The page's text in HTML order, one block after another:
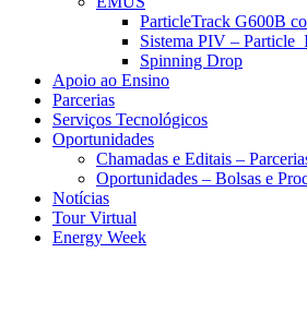
ParticleTrack G600B
Sistema PIV – Particle
Spinning Drop
Apoio ao Ensino
Parcerias
Serviços Tecnológicos
Oportunidades
Chamadas e Editais –
Oportunidades – Bolsas e
Notícias
Tour Virtual
Energy Week